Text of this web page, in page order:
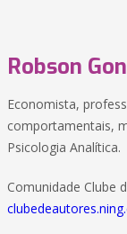
Robson
Economista,
comportamentais,
Psicologia Analítica.
Comunidade Clube